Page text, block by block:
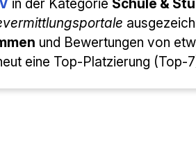
con ilGerman Education
dellepiattaformedi
. Questo premio si basa